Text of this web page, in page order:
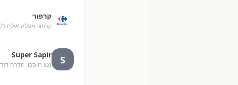
קרפור
קרפור מעלה אילת (1252)
S
Super Sapir
נטו חיסכון חדרה